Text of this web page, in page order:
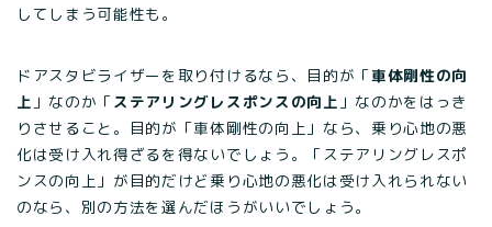
してしまう可能性も。
ドアスタビライザーを取り付けるなら、目的が「車体剛性の向
上 」なのか「ステアリングレスポンスの向上 」なのかをはっき
りさせること。目的が「車体剛性の向上」なら、乗り心地の悪
化は受け入れ得ざるを得ないでしょう。「ステアリングレスポ
ンスの向上」が目的だけど乗り心地の悪化は受け入れられない
のなら、別の方法を選んだほうがいいでしょう。